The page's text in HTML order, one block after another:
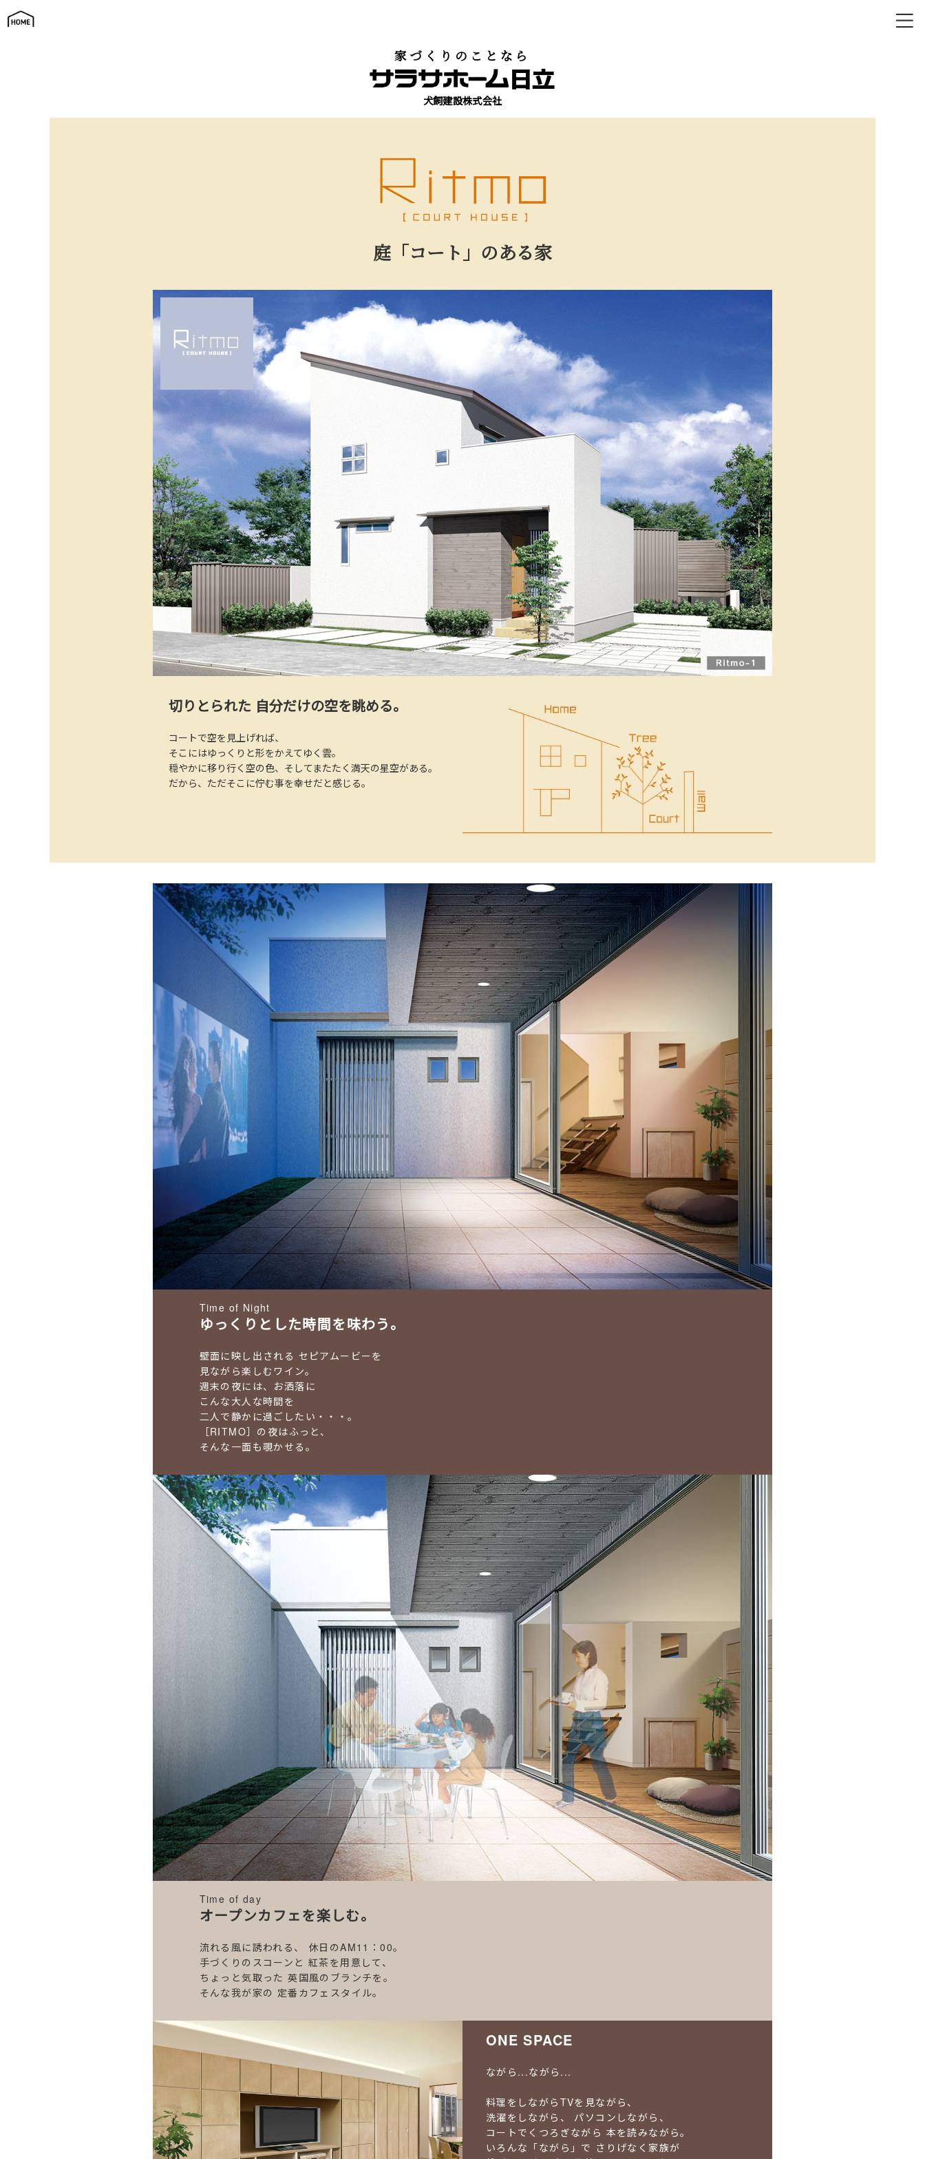
家づくりのことなら
犬飼建設株式会社
庭「コート」のある家
切りとられた 自分だけの空を眺める。
コートで空を見上げれば、
そこにはゆっくりと形をかえてゆく雲。
穏やかに移り行く空の色、 そしてまたたく満天の星空がある。
だから、ただそこに佇む事を幸せだと感じる。
Time of Night
ゆっくりとした時間を味わう。
壁面に映し出される セピアムービーを
見ながら楽しむワイン。
週末の夜には、お洒落に
こんな大人な時間を
二人で静かに過ごしたい・・・。
［RITMO］の夜はふっと、
そんな一面も覗かせる。
Time of day
オープンカフェを楽しむ。
流れる風に誘われる、
休日のAM11：00。
手づくりのスコーンと 紅茶を用意して、
ちょっと気取った 英国風のブランチを。
そんな我が家の 定番カフェスタイル。
ONE SPACE
ながら...ながら...
料理をしながらTVを見ながら、
洗濯をしながら、
パソコンしながら、
コートでくつろぎながら 本を読みながら。
いろんな「ながら」で さりげなく家族が